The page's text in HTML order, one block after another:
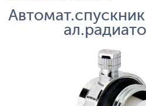
Автомат.спускник